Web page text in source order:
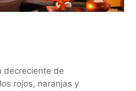
decreciente de
rojos, naranjas y